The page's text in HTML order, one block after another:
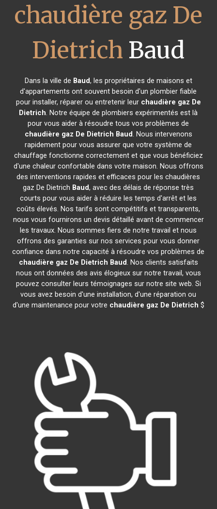
chaudière gaz De
Dietrich Baud
Dans la ville de Baud, les propriétaires de maisons et
d'appartements ont souvent besoin d'un plombier fiable
pour installer, réparer ou entretenir leur chaudière gaz De
Dietrich. Notre équipe de plombiers expérimentés est là
pour vous aider à résoudre tous vos problèmes de
chaudière gaz De Dietrich Baud. Nous intervenons
rapidement pour vous assurer que votre système de
chauffage fonctionne correctement et que vous bénéficiez
d'une chaleur confortable dans votre maison. Nous offrons
des interventions rapides et efficaces pour les chaudières
gaz De Dietrich Baud, avec des délais de réponse très
courts pour vous aider à réduire les temps d'arrêt et les
coûts élevés. Nos tarifs sont compétitifs et transparents,
nous vous fournirons un devis détaillé avant de commencer
les travaux. Nous sommes fiers de notre travail et nous
offrons des garanties sur nos services pour vous donner
confiance dans notre capacité à résoudre vos problèmes de
chaudière gaz De Dietrich Baud. Nos clients satisfaits
nous ont données des avis élogieux sur notre travail, vous
pouvez consulter leurs témoignages sur notre site web. Si
vous avez besoin d'une installation, d'une réparation ou
d'une maintenance pour votre chaudière gaz De Dietrich $